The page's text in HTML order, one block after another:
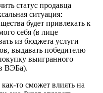
статус продавца
ситуация:
будет привлекать к
себя (в лице
из бюджета услуги
выдавать победителю
выигранного
ВЭБа).
то сможет влиять на